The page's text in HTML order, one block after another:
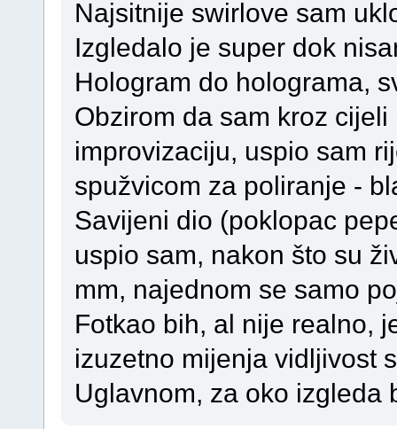
Najsitnije swirlove sam
Izgledalo je super dok
Hologram do holograma,
Obzirom da sam kroz
improvizaciju, uspio sam
spužvicom za poliranje -
Savijeni dio (poklopac
uspio sam, nakon što su
mm, najednom se samo
Fotkao bih, al nije realno,
izuzetno mijenja vidljivost
Uglavnom, za oko izgleda